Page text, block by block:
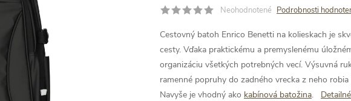
Neohodnotené Podrobnosti
Cestovný batoh Enrico Benetti na kolieskach je
cesty. Vďaka praktickému a premyslenému
organizáciu všetkých potrebných vecí. Výsuvná
ramenné popruhy do zadného vrecka z neho
Navyše je vhodný ako kabínová batožina.